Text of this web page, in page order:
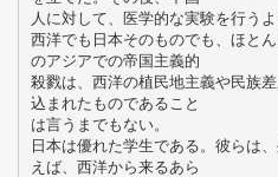
人に対して、医学的な実験を行うよ
西洋でも日本そのものでも、ほと
のアジアでの帝国主義的
殺戮は、西洋の植民地主義や民族
込まれたものであること
は言うまでもない。
日本は優れた学生である。彼らは
えば、西洋から来るあら